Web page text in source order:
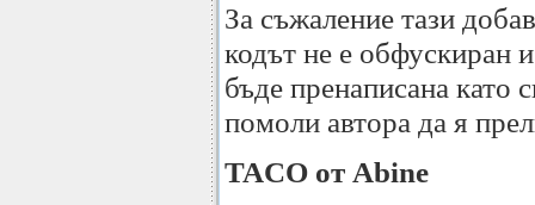
За съжаление тази
кодът не е обфускиран
бъде пренаписана като
помоли автора да я
TACO от Abine